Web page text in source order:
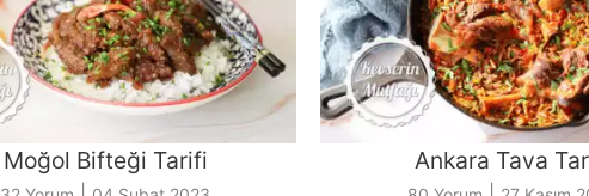
Moğol Bifteği Tarifi Ankara Tava